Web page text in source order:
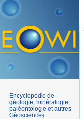
Encyclopédie de
géologie, minéralogie,
paléontologie et autres
Géosciences